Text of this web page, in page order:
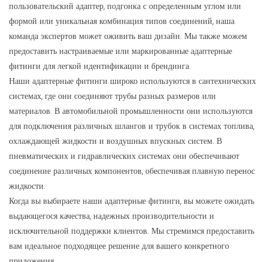
пользовательский адаптер, подгонка с определенным углом или
формой или уникальная комбинация типов соединений, наша
команда экспертов может оживить ваш дизайн. Мы также можем
предоставить настраиваемые или маркированные адаптерные
фитинги для легкой идентификации и брендинга.
Наши адаптерные фитинги широко используются в сантехнических
системах, где они соединяют трубы разных размеров или
материалов. В автомобильной промышленности они используются
для подключения различных шлангов и трубок в системах топлива,
охлаждающей жидкости и воздушных впускных систем. В
пневматических и гидравлических системах они обеспечивают
соединение различных компонентов, обеспечивая плавную перенос
жидкости.
Когда вы выбираете наши адаптерные фитинги, вы можете ожидать
выдающегося качества, надежных производительности и
исключительной поддержки клиентов. Мы стремимся предоставить
вам идеальное подходящее решение для вашего конкретного